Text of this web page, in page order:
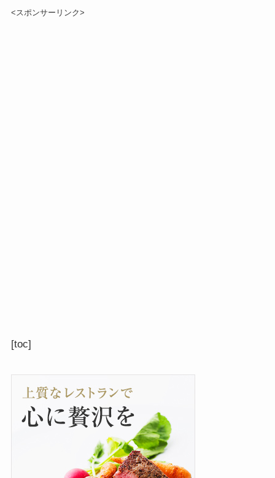
<スポンサーリンク>
[toc]